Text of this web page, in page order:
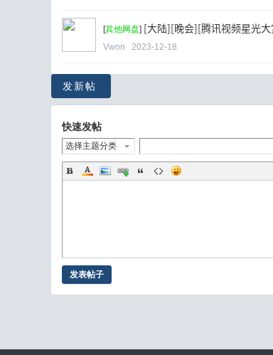
[其他网盘] [大陆][晚会][腾讯视频星光
Vwon
2023-12-18
发新帖
快速发帖
选择主题分类
发表帖子